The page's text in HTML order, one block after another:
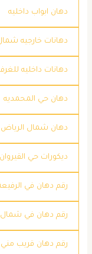
دهان ابواب داخليه
دهانات خارجيه
دهانات داخليه
دهان حي المحمديه
دهان شمال الرياض
ديكورات حي القيروان
رقم دهان في
رقم دهان في شمال
رقم دهان قريب مني